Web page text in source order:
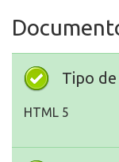
Tipo
HTML 5